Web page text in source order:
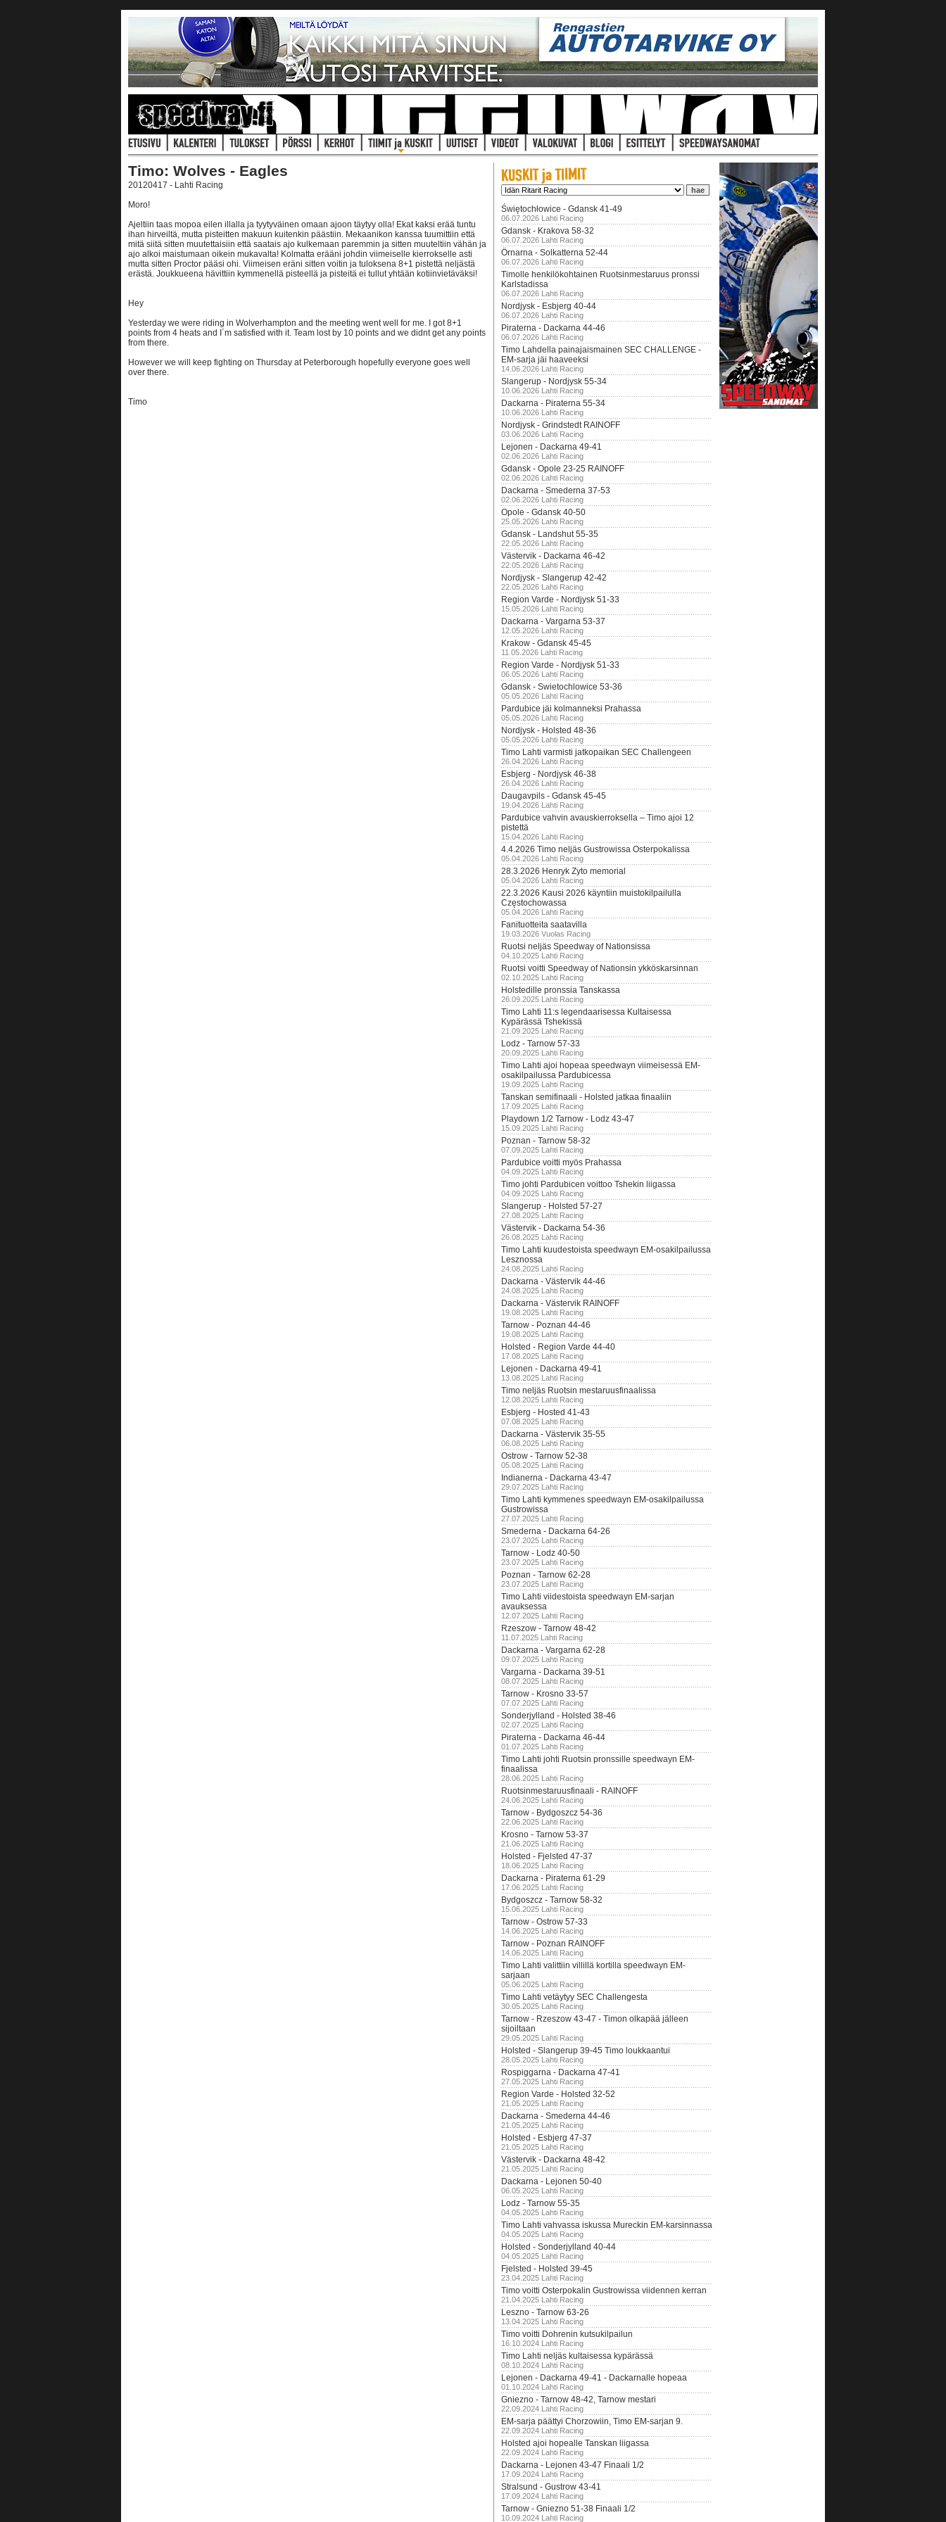
Timo: Wolves - Eagles
20120417 - Lahti Racing
Moro!
Ajeltiin taas mopoa eilen illalla ja tyytyväinen omaan ajoon täytyy olla! Ekat kaksi erää tuntu
ihan hirveiltä, mutta pisteitten makuun kuitenkin päästiin. Mekaanikon kanssa tuumittiin että
mitä siitä sitten muutettaisiin että saatais ajo kulkemaan paremmin ja sitten muuteltiin vähän ja
ajo alkoi maistumaan oikein mukavalta! Kolmatta erääni johdin viimeiselle kierrokselle asti
mutta sitten Proctor pääsi ohi. Viimeisen eräni sitten voitin ja tuloksena 8+1 pistettä neljästä
erästä. Joukkueena hävittiin kymmenellä pisteellä ja pisteitä ei tullut yhtään kotiinvietäväksi!
Hey
Yesterday we were riding in Wolverhampton and the meeting went well for me. I got 8+1
points from 4 heats and I´m satisfied with it. Team lost by 10 points and we didnt get any points
from there.
However we will keep fighting on Thursday at Peterborough hopefully everyone goes well
over there.
Timo
Świętochłowice - Gdansk 41-49
06.07.2026 Lahti Racing
Gdansk - Krakova 58-32
06.07.2026 Lahti Racing
Örnarna - Solkatterna 52-44
06.07.2026 Lahti Racing
Timolle henkilökohtainen Ruotsinmestaruus pronssi
Karlstadissa
06.07.2026 Lahti Racing
Nordjysk - Esbjerg 40-44
06.07.2026 Lahti Racing
Piraterna - Dackarna 44-46
06.07.2026 Lahti Racing
Timo Lahdella painajaismainen SEC CHALLENGE -
EM-sarja jäi haaveeksi
14.06.2026 Lahti Racing
Slangerup - Nordjysk 55-34
10.06.2026 Lahti Racing
Dackarna - Piraterna 55-34
10.06.2026 Lahti Racing
Nordjysk - Grindstedt RAINOFF
03.06.2026 Lahti Racing
Lejonen - Dackarna 49-41
02.06.2026 Lahti Racing
Gdansk - Opole 23-25 RAINOFF
02.06.2026 Lahti Racing
Dackarna - Smederna 37-53
02.06.2026 Lahti Racing
Opole - Gdansk 40-50
25.05.2026 Lahti Racing
Gdansk - Landshut 55-35
22.05.2026 Lahti Racing
Västervik - Dackarna 46-42
22.05.2026 Lahti Racing
Nordjysk - Slangerup 42-42
22.05.2026 Lahti Racing
Region Varde - Nordjysk 51-33
15.05.2026 Lahti Racing
Dackarna - Vargarna 53-37
12.05.2026 Lahti Racing
Krakow - Gdansk 45-45
11.05.2026 Lahti Racing
Region Varde - Nordjysk 51-33
06.05.2026 Lahti Racing
Gdansk - Swietochlowice 53-36
05.05.2026 Lahti Racing
Pardubice jäi kolmanneksi Prahassa
05.05.2026 Lahti Racing
Nordjysk - Holsted 48-36
05.05.2026 Lahti Racing
Timo Lahti varmisti jatkopaikan SEC Challengeen
26.04.2026 Lahti Racing
Esbjerg - Nordjysk 46-38
26.04.2026 Lahti Racing
Daugavpils - Gdansk 45-45
19.04.2026 Lahti Racing
Pardubice vahvin avauskierroksella – Timo ajoi 12
pistettä
15.04.2026 Lahti Racing
4.4.2026 Timo neljäs Gustrowissa Osterpokalissa
05.04.2026 Lahti Racing
28.3.2026 Henryk Zyto memorial
05.04.2026 Lahti Racing
22.3.2026 Kausi 2026 käyntiin muistokilpailulla
Częstochowassa
05.04.2026 Lahti Racing
Fanituotteita saatavilla
19.03.2026 Vuolas Racing
Ruotsi neljäs Speedway of Nationsissa
04.10.2025 Lahti Racing
Ruotsi voitti Speedway of Nationsin ykköskarsinnan
02.10.2025 Lahti Racing
Holstedille pronssia Tanskassa
26.09.2025 Lahti Racing
Timo Lahti 11:s legendaarisessa Kultaisessa
Kypärässä Tshekissä
21.09.2025 Lahti Racing
Lodz - Tarnow 57-33
20.09.2025 Lahti Racing
Timo Lahti ajoi hopeaa speedwayn viimeisessä EM-
osakilpailussa Pardubicessa
19.09.2025 Lahti Racing
Tanskan semifinaali - Holsted jatkaa finaaliin
17.09.2025 Lahti Racing
Playdown 1/2 Tarnow - Lodz 43-47
15.09.2025 Lahti Racing
Poznan - Tarnow 58-32
07.09.2025 Lahti Racing
Pardubice voitti myös Prahassa
04.09.2025 Lahti Racing
Timo johti Pardubicen voittoo Tshekin liigassa
04.09.2025 Lahti Racing
Slangerup - Holsted 57-27
27.08.2025 Lahti Racing
Västervik - Dackarna 54-36
26.08.2025 Lahti Racing
Timo Lahti kuudestoista speedwayn EM-osakilpailussa
Lesznossa
24.08.2025 Lahti Racing
Dackarna - Västervik 44-46
24.08.2025 Lahti Racing
Dackarna - Västervik RAINOFF
19.08.2025 Lahti Racing
Tarnow - Poznan 44-46
19.08.2025 Lahti Racing
Holsted - Region Varde 44-40
17.08.2025 Lahti Racing
Lejonen - Dackarna 49-41
13.08.2025 Lahti Racing
Timo neljäs Ruotsin mestaruusfinaalissa
12.08.2025 Lahti Racing
Esbjerg - Hosted 41-43
07.08.2025 Lahti Racing
Dackarna - Västervik 35-55
06.08.2025 Lahti Racing
Ostrow - Tarnow 52-38
05.08.2025 Lahti Racing
Indianerna - Dackarna 43-47
29.07.2025 Lahti Racing
Timo Lahti kymmenes speedwayn EM-osakilpailussa
Gustrowissa
27.07.2025 Lahti Racing
Smederna - Dackarna 64-26
23.07.2025 Lahti Racing
Tarnow - Lodz 40-50
23.07.2025 Lahti Racing
Poznan - Tarnow 62-28
23.07.2025 Lahti Racing
Timo Lahti viidestoista speedwayn EM-sarjan
avauksessa
12.07.2025 Lahti Racing
Rzeszow - Tarnow 48-42
11.07.2025 Lahti Racing
Dackarna - Vargarna 62-28
09.07.2025 Lahti Racing
Vargarna - Dackarna 39-51
08.07.2025 Lahti Racing
Tarnow - Krosno 33-57
07.07.2025 Lahti Racing
Sonderjylland - Holsted 38-46
02.07.2025 Lahti Racing
Piraterna - Dackarna 46-44
01.07.2025 Lahti Racing
Timo Lahti johti Ruotsin pronssille speedwayn EM-
finaalissa
28.06.2025 Lahti Racing
Ruotsinmestaruusfinaali - RAINOFF
24.06.2025 Lahti Racing
Tarnow - Bydgoszcz 54-36
22.06.2025 Lahti Racing
Krosno - Tarnow 53-37
21.06.2025 Lahti Racing
Holsted - Fjelsted 47-37
18.06.2025 Lahti Racing
Dackarna - Piraterna 61-29
17.06.2025 Lahti Racing
Bydgoszcz - Tarnow 58-32
15.06.2025 Lahti Racing
Tarnow - Ostrow 57-33
14.06.2025 Lahti Racing
Tarnow - Poznan RAINOFF
14.06.2025 Lahti Racing
Timo Lahti valittiin villillä kortilla speedwayn EM-
sarjaan
05.06.2025 Lahti Racing
Timo Lahti vetäytyy SEC Challengesta
30.05.2025 Lahti Racing
Tarnow - Rzeszow 43-47 - Timon olkapää jälleen
sijoiltaan
29.05.2025 Lahti Racing
Holsted - Slangerup 39-45 Timo loukkaantui
28.05.2025 Lahti Racing
Rospiggarna - Dackarna 47-41
27.05.2025 Lahti Racing
Region Varde - Holsted 32-52
21.05.2025 Lahti Racing
Dackarna - Smederna 44-46
21.05.2025 Lahti Racing
Holsted - Esbjerg 47-37
21.05.2025 Lahti Racing
Västervik - Dackarna 48-42
21.05.2025 Lahti Racing
Dackarna - Lejonen 50-40
06.05.2025 Lahti Racing
Lodz - Tarnow 55-35
04.05.2025 Lahti Racing
Timo Lahti vahvassa iskussa Mureckin EM-karsinnassa
04.05.2025 Lahti Racing
Holsted - Sonderjylland 40-44
04.05.2025 Lahti Racing
Fjelsted - Holsted 39-45
23.04.2025 Lahti Racing
Timo voitti Osterpokalin Gustrowissa viidennen kerran
21.04.2025 Lahti Racing
Leszno - Tarnow 63-26
13.04.2025 Lahti Racing
Timo voitti Dohrenin kutsukilpailun
16.10.2024 Lahti Racing
Timo Lahti neljäs kultaisessa kypärässä
08.10.2024 Lahti Racing
Lejonen - Dackarna 49-41 - Dackarnalle hopeaa
01.10.2024 Lahti Racing
Gniezno - Tarnow 48-42, Tarnow mestari
22.09.2024 Lahti Racing
EM-sarja päättyi Chorzowiin, Timo EM-sarjan 9.
22.09.2024 Lahti Racing
Holsted ajoi hopealle Tanskan liigassa
22.09.2024 Lahti Racing
Dackarna - Lejonen 43-47 Finaali 1/2
17.09.2024 Lahti Racing
Stralsund - Gustrow 43-41
17.09.2024 Lahti Racing
Tarnow - Gniezno 51-38 Finaali 1/2
10.09.2024 Lahti Racing